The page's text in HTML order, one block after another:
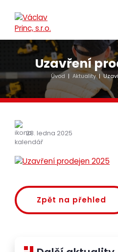
Uzavření
Úvod | Aktuality|
28. ledna 2025
Zpět na přehled